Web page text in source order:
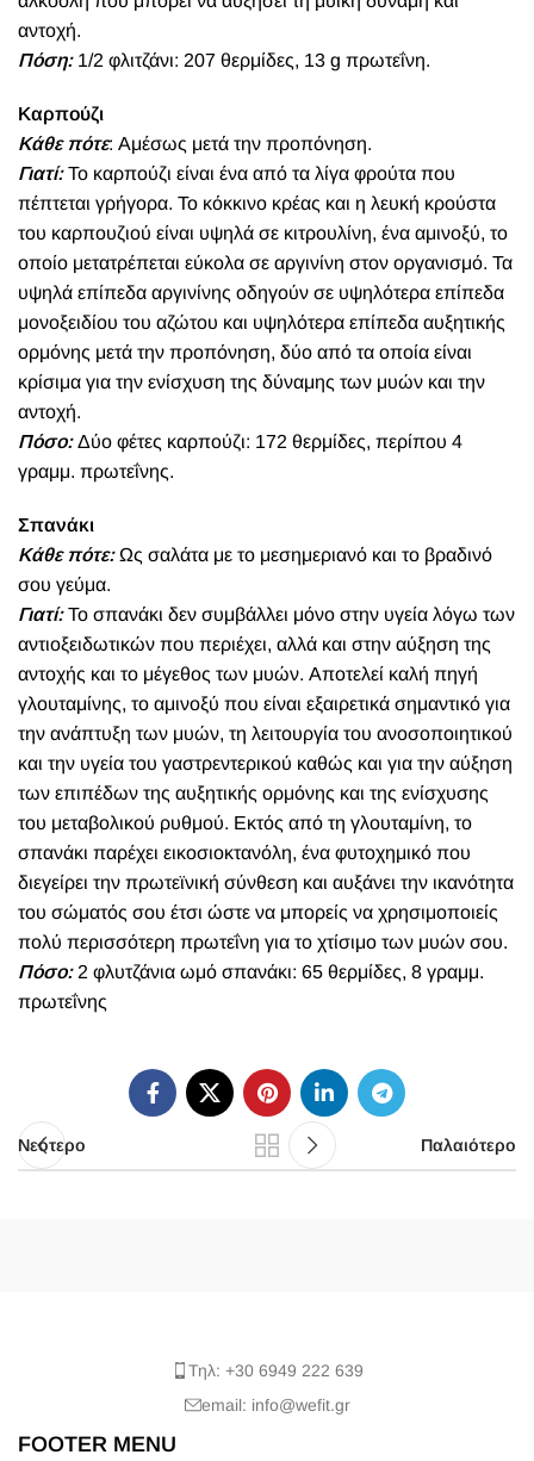
αντοχή.
Πόση:1/2 φλιτζάνι: 207 θερμίδες, 13 g πρωτεΐνη.
Καρπούζι
Κάθε πότε: Αμέσως μετά την προπόνηση.
Γιατί: Το καρπούζι είναι ένα από τα λίγα φρούτα που
πέπτεται γρήγορα. Το κόκκινο κρέας και η λευκή κρούστα
του καρπουζιού είναι υψηλά σε κιτρουλίνη, ένα αμινοξύ, το
οποίο μετατρέπεται εύκολα σε αργινίνη στον οργανισμό. Τα
υψηλά επίπεδα αργινίνης οδηγούν σε υψηλότερα επίπεδα
μονοξειδίου του αζώτου και υψηλότερα επίπεδα αυξητικής
ορμόνης μετά την προπόνηση, δύο από τα οποία είναι
κρίσιμα για την ενίσχυση της δύναμης των μυών και την
αντοχή.
Πόσο:Δύο φέτες καρπούζι: 172 θερμίδες, περίπου 4
γραμμ. πρωτεΐνης.
Σπανάκι
Κάθε πότε:Ως σαλάτα με το μεσημεριανό και το βραδινό
σου γεύμα.
Γιατί:Το σπανάκι δεν συμβάλλει μόνο στην υγεία λόγω των
αντιοξειδωτικών που περιέχει, αλλά και στην αύξηση της
αντοχής και το μέγεθος των μυών. Αποτελεί καλή πηγή
γλουταμίνης, το αμινοξύ που είναι εξαιρετικά σημαντικό για
την ανάπτυξη των μυών, τη λειτουργία του ανοσοποιητικού
και την υγεία του γαστρεντερικού καθώς και για την αύξηση
των επιπέδων της αυξητικής ορμόνης και της ενίσχυσης
του μεταβολικού ρυθμού. Εκτός από τη γλουταμίνη, το
σπανάκι παρέχει εικοσιοκτανόλη, ένα φυτοχημικό που
διεγείρει την πρωτεϊνική σύνθεση και αυξάνει την ικανότητα
του σώματός σου έτσι ώστε να μπορείς να χρησιμοποιείς
πολύ περισσότερη πρωτεΐνη για το χτίσιμο των μυών σου.
Πόσο:2 φλυτζάνια ωμό σπανάκι: 65 θερμίδες, 8 γραμμ.
πρωτεΐνης
Νεότερο Παλαιότερο
Τηλ: +30 6949 222 639
email: info@wefit.gr
FOOTER MENU